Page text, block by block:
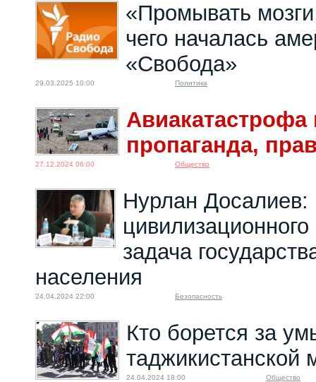
«Промывать
чего началась
«Свобода»
29.03.2025 10:00 Политика
Авиакатастрофа
пропаганда,
27.12.2024 06:00 Общество
Нурлан Досалиев:
задача
населения
24.04.2024 22:00 Безопасность
Кто борется за
таджикистанской
24.04.2024 18:00 Общество